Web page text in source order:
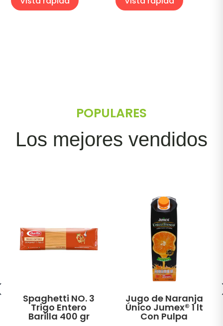
POPULARES
Los mejores vendidos
Spaghetti NO. 3
Trigo Entero
Barilla 400 gr
Jugo de Naranja
Único Jumex® 1 lt
Con Pulpa